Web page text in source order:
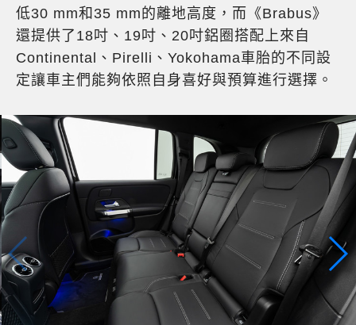
低30 mm和35 mm的離地高度，而《Brabus》
還提供了18吋、19吋、20吋鋁圈搭配上來自
Continental、Pirelli、Yokohama車胎的不同設
定讓車主們能夠依照自身喜好與預算進行選擇。